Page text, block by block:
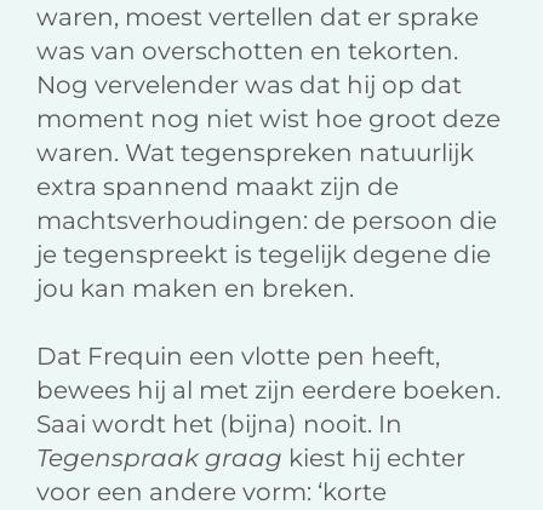
waren, moest vertellen dat er sprake
was van overschotten en tekorten.
Nog vervelender was dat hij op dat
moment nog niet wist hoe groot deze
waren. Wat tegenspreken natuurlijk
extra spannend maakt zijn de
machtsverhoudingen: de persoon die
je tegenspreekt is tegelijk degene die
jou kan maken en breken.
Dat Frequin een vlotte pen heeft,
bewees hij al met zijn eerdere boeken.
Saai wordt het (bijna) nooit. In
Tegenspraak graag kiest hij echter
voor een andere vorm: ‘korte